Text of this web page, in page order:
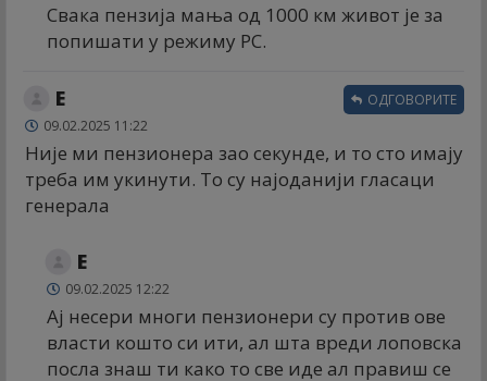
Свака пензија мања од 1000 км живот је за
попишати у режиму РС.
Е
09.02.2025 11:22
Није ми пензионера зао секунде, и то сто имају
треба им укинути. То су најоданији гласаци
генерала
ОДГОВОРИТЕ
Е
09.02.2025 12:22
Ај несери многи пензионери су против ове
власти кошто си ити, ал шта вреди лоповска
посла знаш ти како то све иде ал правиш се